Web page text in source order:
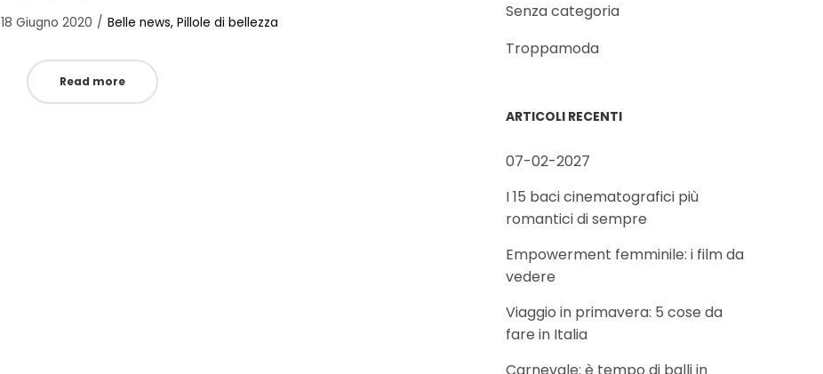
Posted
18 Giugno 2020
Posted
Belle news Pillole di bellezza
Read more
Senza categoria
Troppamoda
ARTICOLI RECENTI
07-02-2027
I 15 baci cinematografici più
romantici di sempre
Empowerment femminile: i film da
vedere
Viaggio in primavera: 5 cose da
fare in Italia